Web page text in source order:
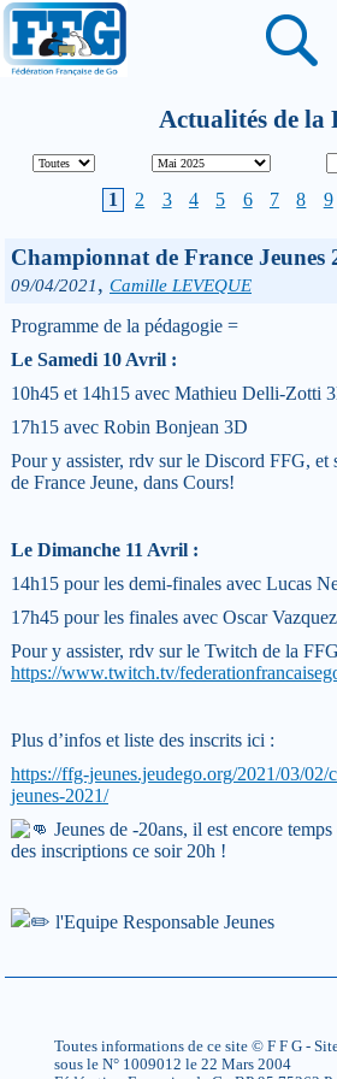
Actualités de la
1 2 3 4 5 6 7 8 9
Championnat de France Jeunes
09/04/2021, Camille LEVEQUE
Programme de la pédagogie =
Le Samedi 10 Avril :
10h45 et 14h15 avec Mathieu Delli-Zotti
17h15 avec Robin Bonjean 3D
Pour y assister, rdv sur le Discord FFG,
de France Jeune, dans Cours!
Le Dimanche 11 Avril :
14h15 pour les demi-finales avec Lucas
17h45 pour les finales avec Oscar
Pour y assister, rdv sur le Twitch de la FFG
https://www.twitch.tv/
Plus d’infos et liste des inscrits ici :
https://ffg-jeunes.jeudego.org/2021/03/02/
jeunes-2021/
Jeunes de -20ans, il est encore
des inscriptions ce soir 20h !
l'Equipe Responsable Jeunes
Toutes informations de ce site © F F G -
sous le N° 1009012 le 22 Mars 2004